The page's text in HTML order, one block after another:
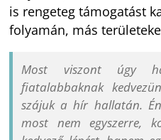
is rengeteg támogatást
folyamán, más
Most viszont úgy
fiatalabbaknak
szájuk a hír hallatán.
most nem egyszerre,